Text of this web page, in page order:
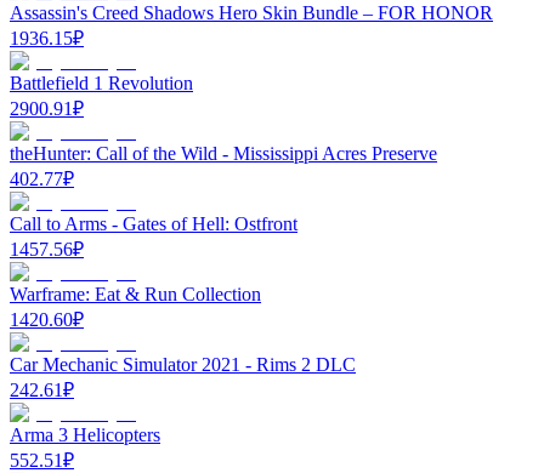
Assassin's Creed Shadows Hero Skin Bundle – FOR HONOR
1936.15₽
Battlefield 1 Revolution
2900.91₽
theHunter: Call of the Wild - Mississippi Acres Preserve
402.77₽
Call to Arms - Gates of Hell: Ostfront
1457.56₽
Warframe: Eat & Run Collection
1420.60₽
Car Mechanic Simulator 2021 - Rims 2 DLC
242.61₽
Arma 3 Helicopters
552.51₽